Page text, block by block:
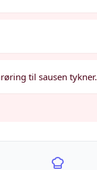
til sausen tykner.